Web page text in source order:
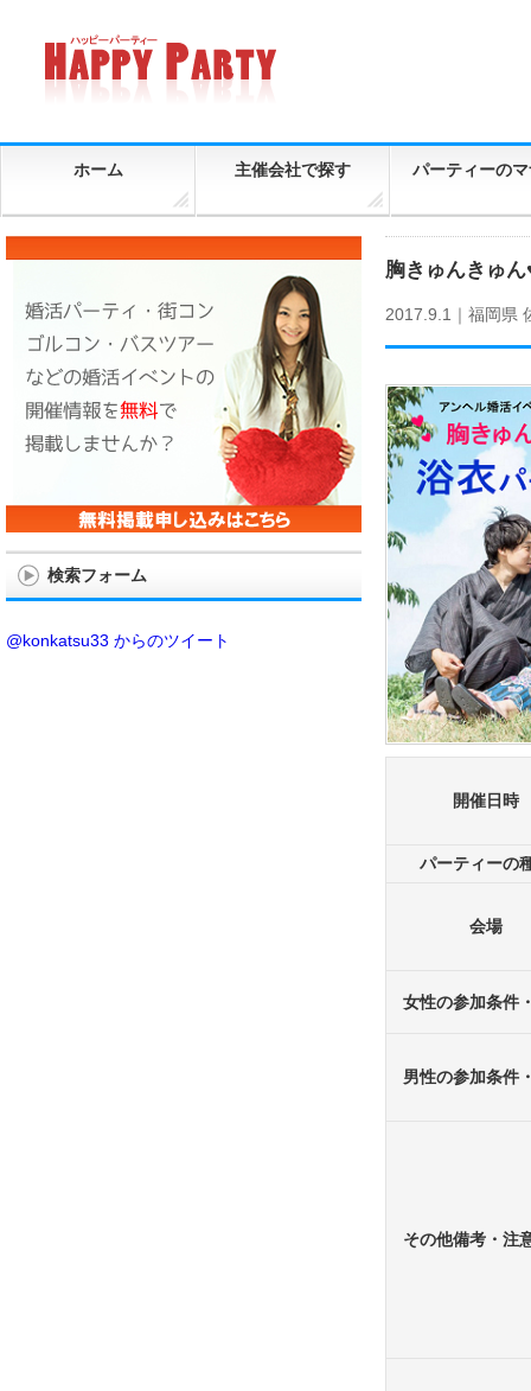
ホーム 主催会社で探す パーティーの
胸きゅんきゅ
2017.9.1｜ 福岡県
開催日時
パーティーの
会場
女性の参加条件
男性の参加条件
その他備考・注
検索フォーム
@konkatsu33 からのツイート